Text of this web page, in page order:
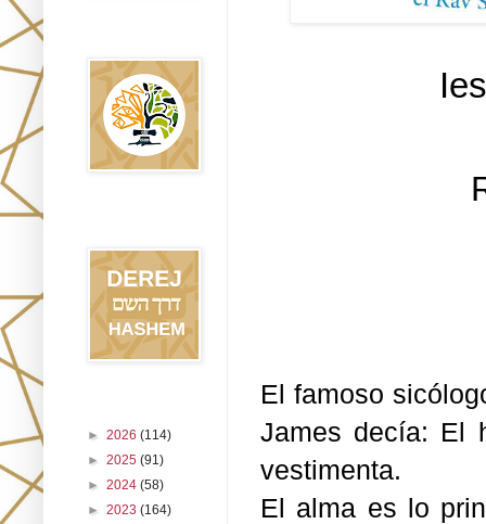
El famoso
James decía: El
vestimenta.
El alma es lo
► 2026 (114)
► 2025 (91)
► 2024 (58)
► 2023 (164)